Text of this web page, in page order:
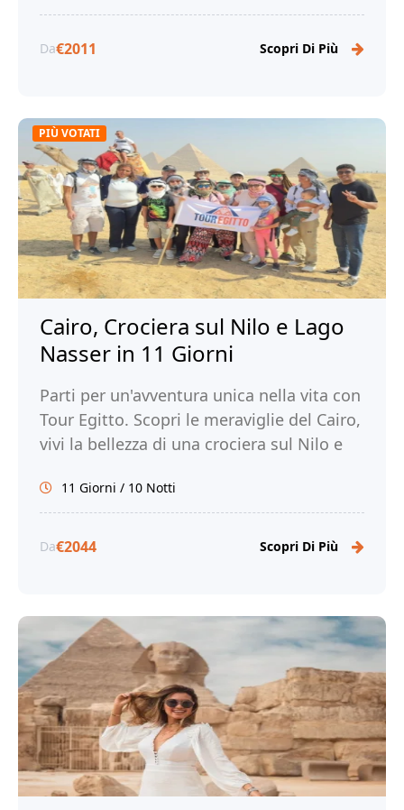
Da€2011 Scopri Di Più
PIÙ VOTATI
Cairo, Crociera sul Nilo e Lago
Nasser in 11 Giorni
Parti per un'avventura unica nella vita con
Tour Egitto. Scopri le meraviglie del Cairo,
vivi la bellezza di una crociera sul Nilo e
storia e cultura dell'Egitto.
11 Giorni / 10 Notti
Da€2044 Scopri Di Più